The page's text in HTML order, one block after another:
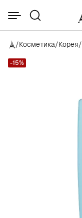
/Косметика/Корея/
-15%